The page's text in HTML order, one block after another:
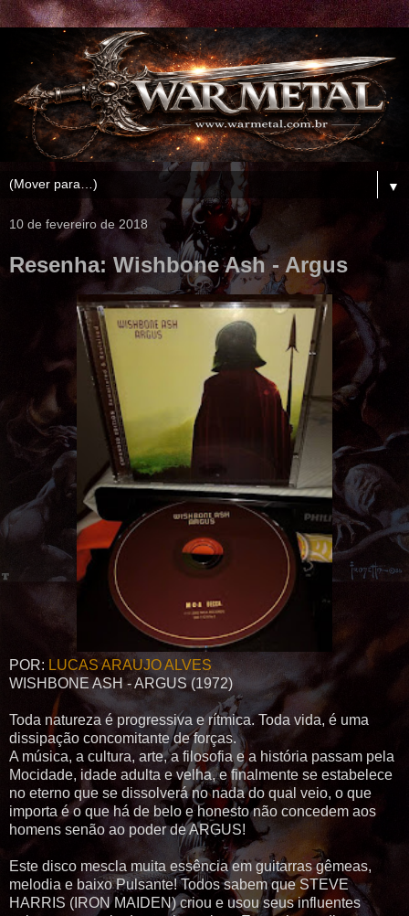
▼
10 de fevereiro de 2018
Resenha: Wishbone Ash - Argus
POR: LUCAS ARAUJO ALVES
WISHBONE ASH - ARGUS (1972)
Toda natureza é progressiva e rítmica. Toda vida, é uma
dissipação concomitante de forças.
A música, a cultura, arte, a filosofia e a história passam pela
Mocidade, idade adulta e velha, e finalmente se estabelece
no eterno que se dissolverá no nada do qual veio, o que
importa é o que há de belo e honesto não concedem aos
homens senão ao poder de ARGUS!
Este disco mescla muita essência em guitarras gêmeas,
melodia e baixo Pulsante! Todos sabem que STEVE
HARRIS (IRON MAIDEN) criou e usou seus influentes